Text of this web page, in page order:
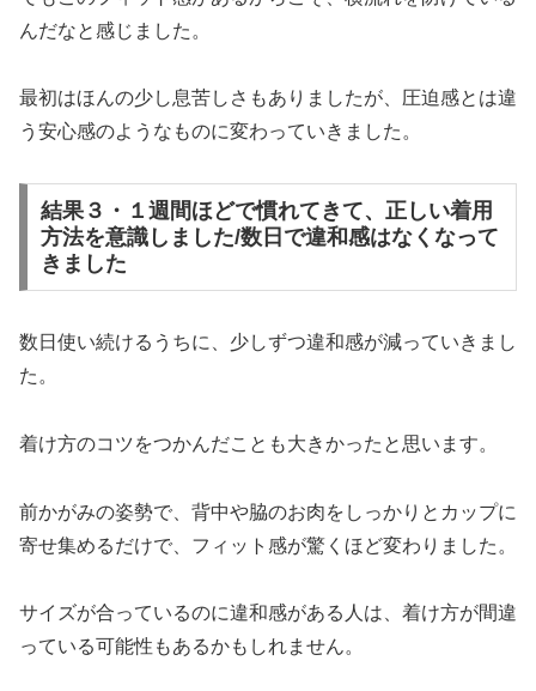
んだなと感じました。
最初はほんの少し息苦しさもありましたが、圧迫感とは違
う安心感のようなものに変わっていきました。
結果３・１週間ほどで慣れてきて、正しい着用
方法を意識しました/数日で違和感はなくなって
きました
数日使い続けるうちに、少しずつ違和感が減っていきまし
た。
着け方のコツをつかんだことも大きかったと思います。
前かがみの姿勢で、背中や脇のお肉をしっかりとカップに
寄せ集めるだけで、フィット感が驚くほど変わりました。
サイズが合っているのに違和感がある人は、着け方が間違
っている可能性もあるかもしれません。